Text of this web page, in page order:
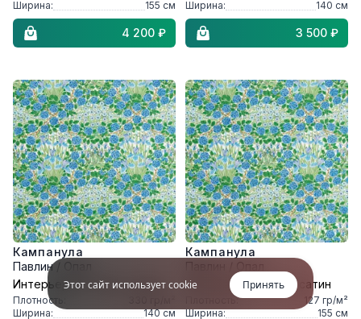
Ширина:
155 см
4 200 ₽
Ширина:
140 см
3 500 ₽
Кампанула
Павлин / Опал
Интерьерная ткань хлопок
Плотность:
Ширина:
140см
Кампанула
Павлин / Опал
Интерьерная ткань сатин
Плотность: 127 гр/м²
Ширина:
155 см
Этот сайт использует cookie Принять